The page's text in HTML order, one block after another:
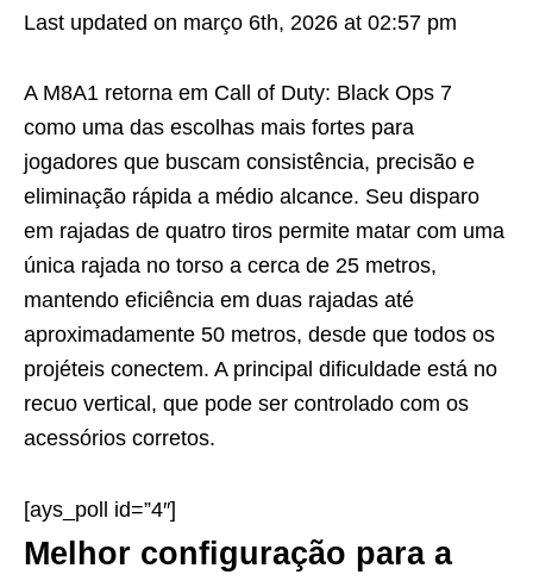
Last updated on março 6th, 2026 at 02:57 pm
A M8A1 retorna em Call of Duty: Black Ops 7
como uma das escolhas mais fortes para
jogadores que buscam consistência, precisão e
eliminação rápida a médio alcance. Seu disparo
em rajadas de quatro tiros permite matar com uma
única rajada no torso a cerca de 25 metros,
mantendo eficiência em duas rajadas até
aproximadamente 50 metros, desde que todos os
projéteis conectem. A principal dificuldade está no
recuo vertical, que pode ser controlado com os
acessórios corretos.
[ays_poll id=”4″]
Melhor configuração para a